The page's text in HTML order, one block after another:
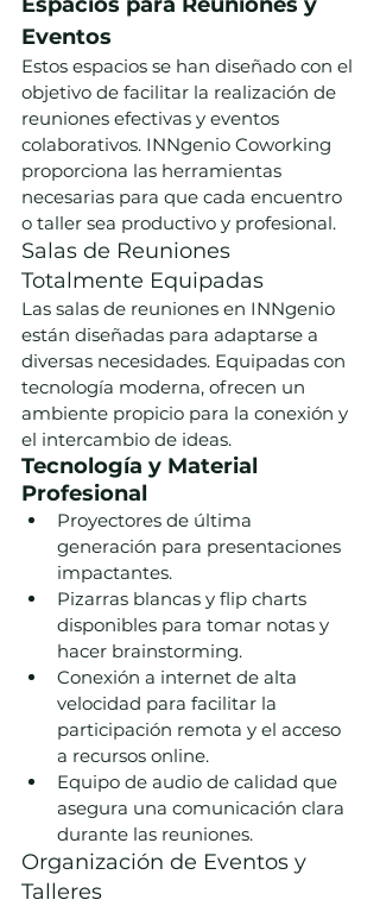
Eventos
Estos espacios se han diseñado con el
objetivo de facilitar la realización de
reuniones efectivas y eventos
colaborativos. INNgenio Coworking
proporciona las herramientas
necesarias para que cada encuentro
o taller sea productivo y profesional.
Salas de Reuniones
Totalmente Equipadas
Las salas de reuniones en INNgenio
están diseñadas para adaptarse a
diversas necesidades. Equipadas con
tecnología moderna, ofrecen un
ambiente propicio para la conexión y
el intercambio de ideas.
Tecnología y Material
Profesional
Proyectores de última
generación para presentaciones
impactantes.
Pizarras blancas y flip charts
disponibles para tomar notas y
hacer brainstorming.
Conexión a internet de alta
velocidad para facilitar la
participación remota y el acceso
a recursos online.
Equipo de audio de calidad que
asegura una comunicación clara
durante las reuniones.
Organización de Eventos y
Talleres